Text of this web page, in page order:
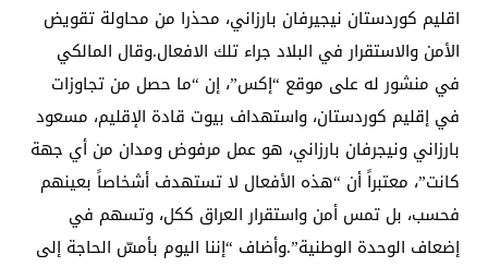
اقليم كوردستان نيجيرفان بارزاني، محذرا من محاولة تقويض
الأمن والاستقرار في البلاد جراء تلك الافعال.وقال المالكي
في منشور له على موقع “إكس”، إن “ما حصل من تجاوزات
في إقليم كوردستان، واستهداف بيوت قادة الإقليم، مسعود
بارزاني ونيجرفان بارزاني، هو عمل مرفوض ومدان من أي جهة
كانت”، معتبراً أن “هذه الأفعال لا تستهدف أشخاصاً بعينهم
فحسب، بل تمس أمن واستقرار العراق ككل، وتسهم في
إضعاف الوحدة الوطنية”.وأضاف “إننا اليوم بأمسّ الحاجة إلى